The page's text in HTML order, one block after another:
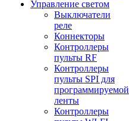
Управление светом
Выключатели
реле
Коннекторы
Контроллеры
пульты RF
Контроллеры
пульты SPI для
программируемой
ленты
Контроллеры